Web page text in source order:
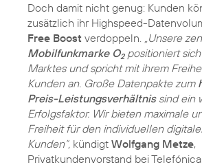
Doch damit nicht genug: Kunden
zusätzlich ihr Highspeed-
Free Boost verdoppeln. „Unsere
Mobilfunkmarke O2positioniert
Marktes und spricht mit ihrem
Kunden an. Große Datenpakte zum
Preis-Leistungsverhältnissind ein
Erfolgsfaktor. Wir bieten maximale
Freiheit für den individuellen
Kunden“, kündigt Wolfgang Metze,
Privatkundenvorstand bei